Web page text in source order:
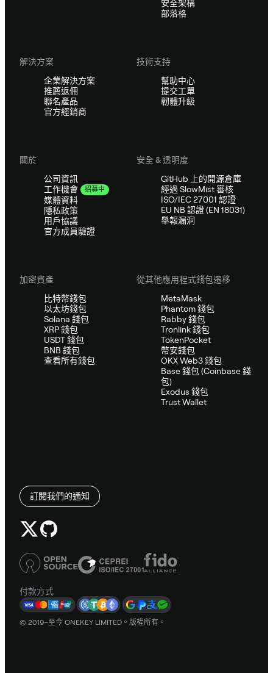
安全架構
部落格
解決方案
企業解決方案
推薦返佣
聯名產品
官方經銷商
技術支持
幫助中心
提交工單
韌體升級
關於
公司資訊
工作機會
招募中
媒體資料
隱私政策
用戶協議
官方成員驗證
安全 & 透明度
GitHub 上的開源倉庫
經過 SlowMist 審核
ISO/IEC 27001 認證
EU NB 認證 (EN 18031)
舉報漏洞
加密資產
比特幣錢包
以太坊錢包
Solana 錢包
XRP 錢包
USDT 錢包
BNB 錢包
查看所有錢包
從其他應用程式錢包遷移
MetaMask
Phantom 錢包
Rabby 錢包
Tronlink 錢包
TokenPocket
幣安錢包
OKX Web3 錢包
Base 錢包 (Coinbase 錢
包)
Exodus 錢包
Trust Wallet
訂閱我們的通知
付款方式
© 2019–至今 ONEKEY LIMITED。版權所有。